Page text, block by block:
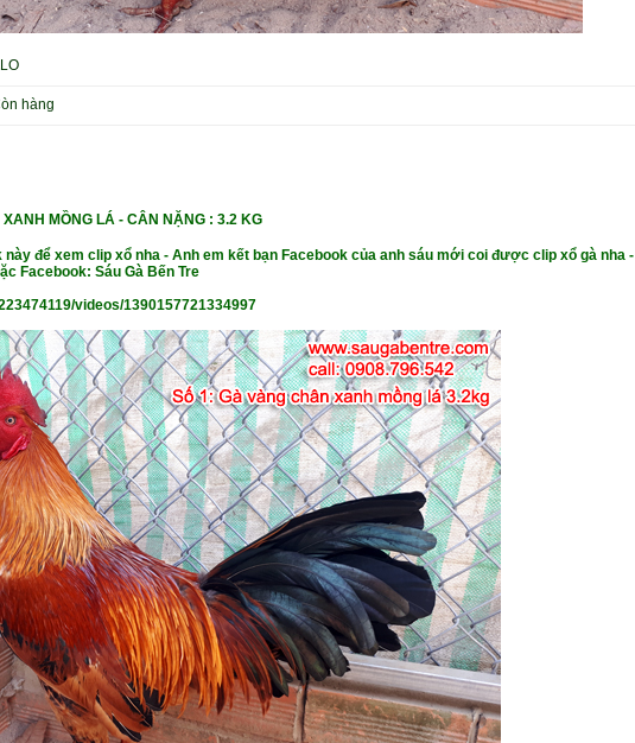
hàng
MỒNG LÁ - CÂN NẶNG : 3.2 KG
này để xem clip xổ nha - Anh em kết bạn Facebook của anh sáu mới coi được clip xổ gà nha -
Facebook: Sáu Gà Bến Tre
videos/1390157721334997